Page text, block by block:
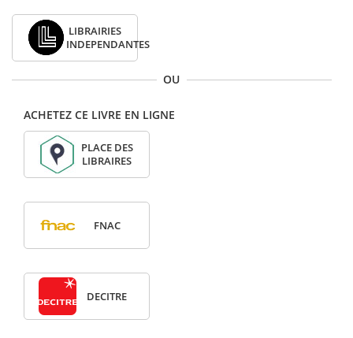
LIBRAIRIES
INDEPENDANTES
OU
ACHETEZ CE LIVRE EN LIGNE
PLACE DES
LIBRAIRES
FNAC
DECITRE